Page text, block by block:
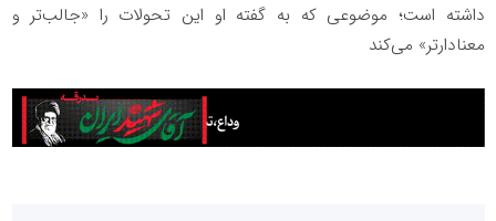
داشته است؛ موضوعی که به گفته او این تحولات را «جالب‌تر و
معنادارتر» می‌کند